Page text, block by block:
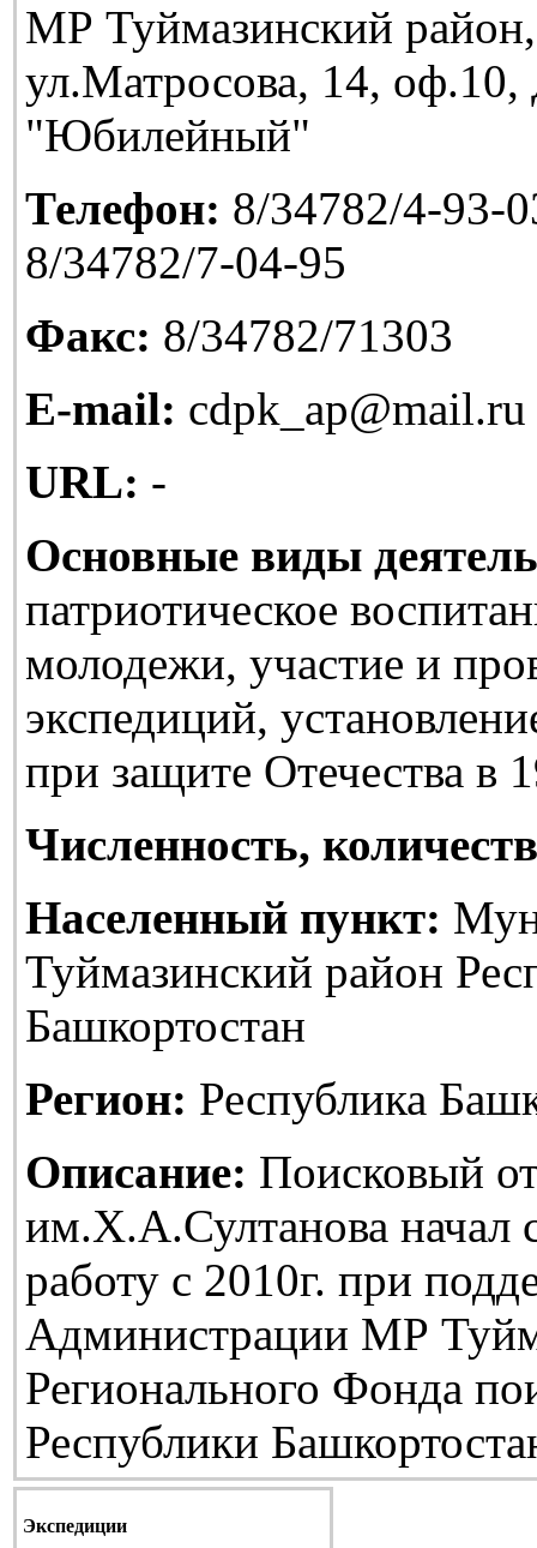
МР Туймазинский
ул.Матросова, 14,
"Юбилейный"
Телефон: 8/34782/4-93-
8/34782/7-04-95
Факс: 8/34782/71303
E-mail: cdpk_ap@mail.ru
URL: -
Основные виды
патриотическое
молодежи, участие и
экспедиций,
при защите Отечества в
Численность,
Населенный пункт:
Туймазинский район
Башкортостан
Регион: Республика
Описание: Поисковый
им.Х.А.Султанова начал
работу с 2010г. при
Администрации МР
Регионального Фонда
Республики
Экспедиции